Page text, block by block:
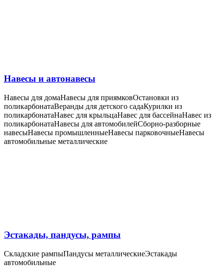
Навесы и автонавесы
Навесы для домаНавесы для приямковОстановки из
поликарбонатаВеранды для детского садаКурилки из
поликарбонатаНавес для крыльцаНавес для бассейнаНавес из
поликарбонатаНавесы для автомобилейСборно-разборные
навесыНавесы промышленныеНавесы парковочныеНавесы
автомобильные металлические
Эстакады, пандусы, рампы
Складские рампыПандусы металлическиеЭстакады
автомобильные